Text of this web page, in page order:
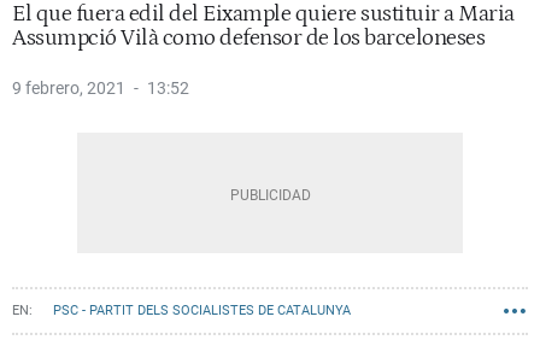
El que fuera edil del Eixample quiere sustituir a Maria
Assumpció Vilà como defensor de los barceloneses
9 febrero, 2021 13:52
PSC - PARTIT DELS SOCIALISTES DE CATALUNYA